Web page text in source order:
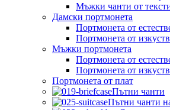
Мъжки чанти от
Дамски портмонета
Портмонета от
Портмонета от
Мъжки портмонета
Портмонета от
Портмонета от
Портмонета от плат
Пътни чанти
Пътни чанти